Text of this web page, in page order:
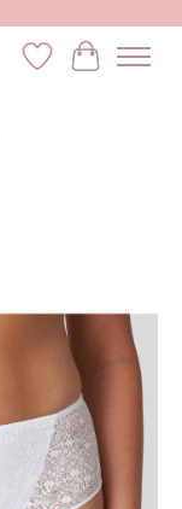
Verlanglijst